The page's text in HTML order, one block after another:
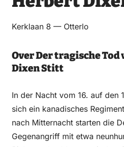
Kerklaan 8 — Otterlo
Over Der tragische
Dixen Stitt
In der Nacht vom 16. auf den
sich ein kanadisches
nach Mitternacht starten die
Gegenangriff mit etwa